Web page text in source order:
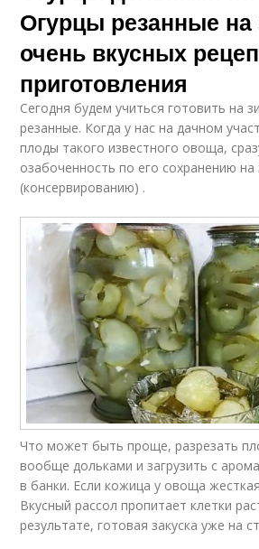
Огурцы резанные
очень вкусных
приготовления
Сегодня будем учиться готовить на
резанные. Когда у нас на дачном
плоды такого известного овоща,
озабоченность по его сохранению на
(консервированию) .
Что может быть проще, разрезать
вообще дольками и загрузить с
в банки. Если кожица у овоща
Вкусный рассол пропитает клетки
результате, готовая закуска уже на